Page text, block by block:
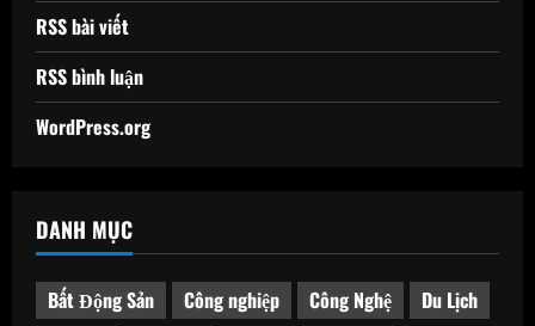
RSS bài viết
RSS bình luận
WordPress.org
DANH MỤC
Bất Động Sản Công nghiệp Công Nghệ
Du Lịch